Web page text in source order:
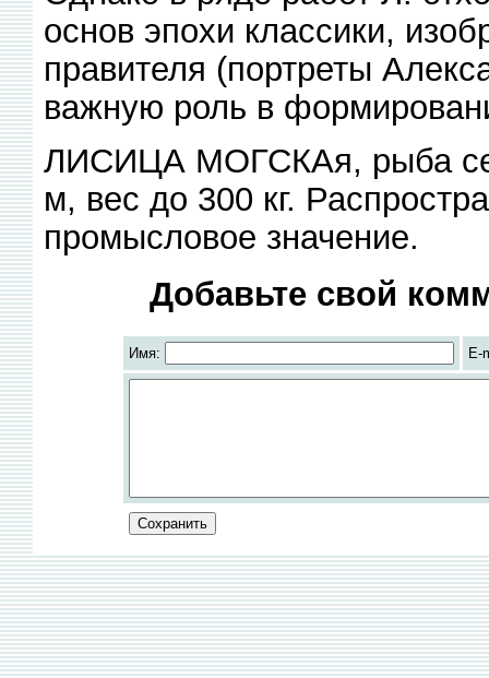
основ эпохи классики,
правителя (портреты
важную роль в
ЛИСИЦА МОГСКАя, рыба
м, вес до 300 кг.
промысловое значение.
Добавьте свой
Имя: E-